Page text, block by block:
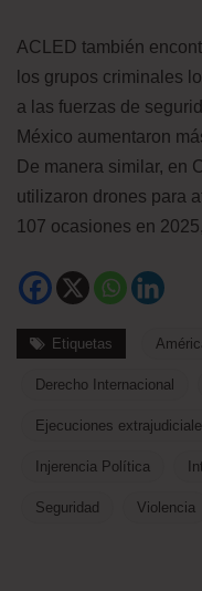
ACLED también
los grupos criminales
a las fuerzas de
México aumentaron
De manera similar, en
utilizaron drones para
107 ocasiones en
Etiquetas
Derecho Internacional
Ejecuciones
Injerencia Política
Seguridad Violencia